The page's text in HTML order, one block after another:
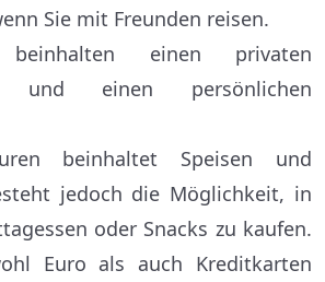
Sie mit Freunden reisen.
einen privaten
und einen persönlichen
beinhaltet Speisen und
jedoch die Möglichkeit, in
oder Snacks zu kaufen.
Euro als auch Kreditkarten